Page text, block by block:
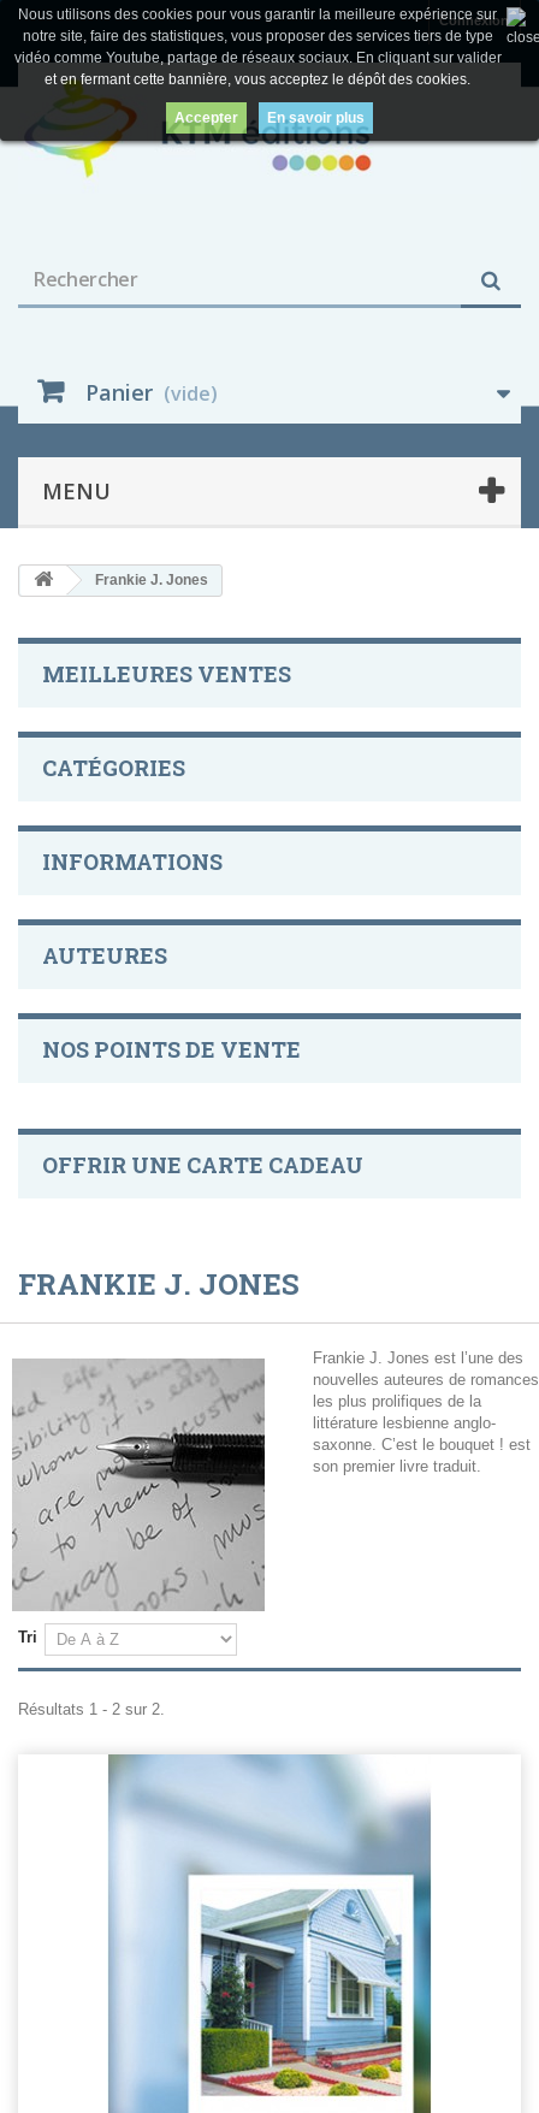
Connexion
Panier (vide)
MENU
Nous utilisons des cookies pour vous garantir la meilleure expérience sur
notre site, faire des statistiques, vous proposer des services tiers de type
vidéo comme Youtube, partage de réseaux sociaux. En cliquant sur valider
et en fermant cette bannière, vous acceptez le dépôt des cookies.
Accepter En savoir plus
Frankie J. Jones
MEILLEURES VENTES
CATÉGORIES
INFORMATIONS
AUTEURES
NOS POINTS DE VENTE
OFFRIR UNE CARTE CADEAU
FRANKIE J. JONES
Frankie J. Jones est l’une des
nouvelles auteures de romances
les plus prolifiques de la
littérature lesbienne anglo-
saxonne. C’est le bouquet ! est
son premier livre traduit.
Tri
Résultats 1 - 2 sur 2.